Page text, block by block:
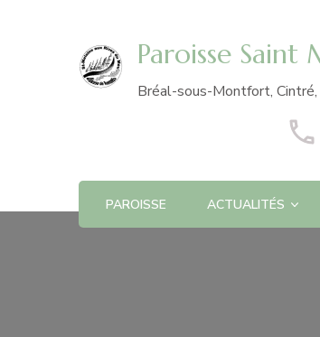
Paroisse
Bréal-sous-Montfort,
PAROISSE ACTUALITÉS